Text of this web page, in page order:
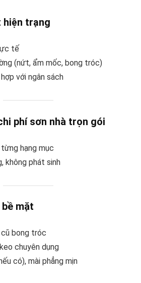
hiện trạng
tế
(nứt, ẩm mốc, bong tróc)
với ngân sách
phí sơn nhà trọn gói
hạng mục
không phát sinh
bề mặt
bong tróc
chuyên dụng
có), mài phẳng mịn